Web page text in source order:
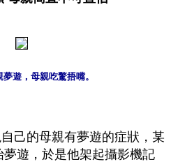
遊，母親吃驚捂嘴。
己的母親有夢遊的症狀，某
夢遊，於是他架起攝影機記